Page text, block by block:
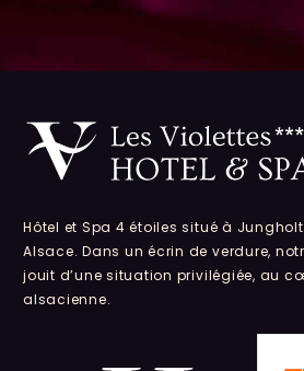
Hôtel et Spa 4 étoiles situé à
Alsace. Dans un écrin de verdure,
jouit d’une situation privilégiée, au
alsacienne.